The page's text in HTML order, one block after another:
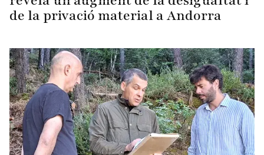
de la privació material a Andorra